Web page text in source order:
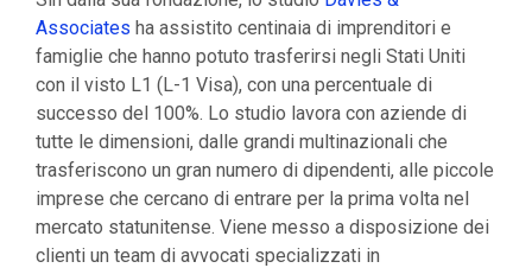
Associates ha assistito centinaia di imprenditori e
famiglie che hanno potuto trasferirsi negli Stati Uniti
con il visto L1 (L-1 Visa), con una percentuale di
successo del 100%. Lo studio lavora con aziende di
tutte le dimensioni, dalle grandi multinazionali che
trasferiscono un gran numero di dipendenti, alle piccole
imprese che cercano di entrare per la prima volta nel
mercato statunitense. Viene messo a disposizione dei
clienti un team di avvocati specializzati in